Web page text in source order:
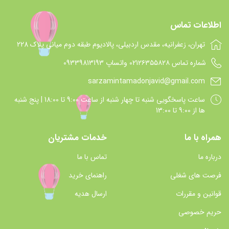
اطلاعات تماس
تهران، زعفرانیه، مقدس اردبیلی، پالادیوم طبقه دوم میانی پلاک 228
شماره تماس 021۲۶۳۵۵۸۲۸ واتساپ 09339813193
sarzamintamadonjavid@gmail.com
ساعت پاسخگويي شنبه تا چهار شنبه از ساعت 9:00 تا 18:00 | پنج شنبه
ها از 9:00 تا 13:00
همراه با ما
درباره ما
فرصت های شغلی
قوانین و مقررات
حریم خصوصی
خدمات مشتریان
تماس با ما
راهنمای خرید
ارسال هدیه